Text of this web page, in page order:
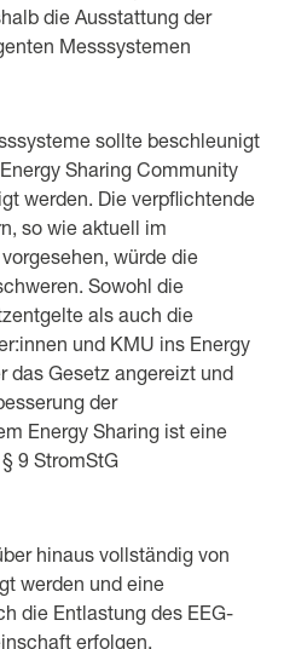
die Ausstattung der
Messsystemen
sollte beschleunigt
Sharing Community
werden. Die verpflichtende
so wie aktuell im
würde die
Sowohl die
als auch die
und KMU ins Energy
das Gesetz angereizt und
der
Energy Sharing ist eine
9 StromStG
hinaus vollständig von
werden und eine
die Entlastung des EEG-
erfolgen.